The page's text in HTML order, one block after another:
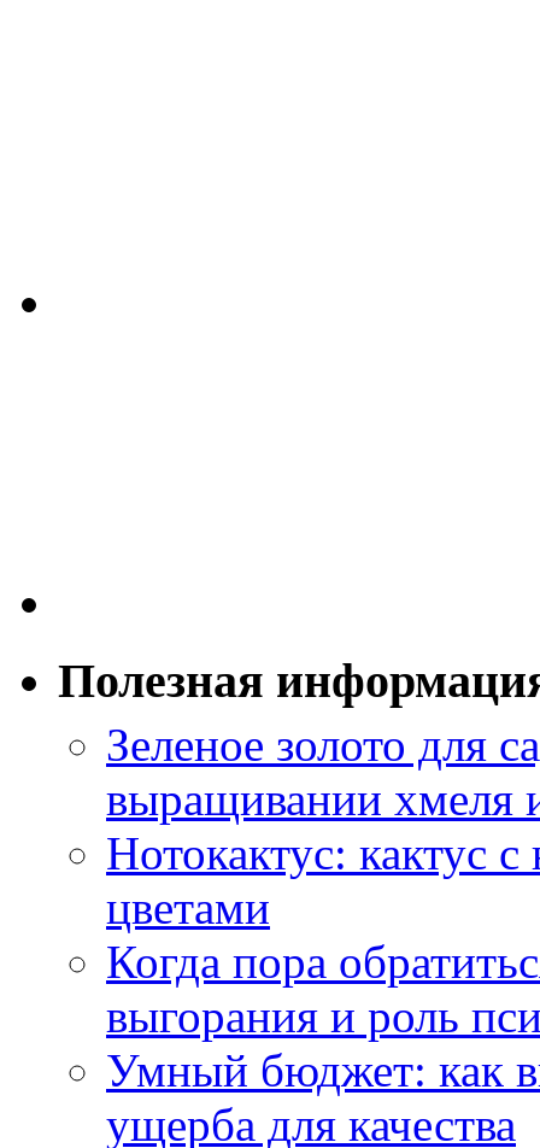
Полезная
Зеленое золото для
выращивании хмеля
Нотокактус: кактус
цветами
Когда пора
выгорания и роль
Умный бюджет: как
ущерба для качества